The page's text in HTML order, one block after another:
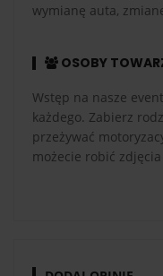
genialnym
japońskiej
najpopularniejszy
kraju kwitnącej wiśni.
Nie ma żadnych
wymianę auta,
OSOBY
Wstęp na nasze
każdego. Zabierz
przeżywać
możecie robić